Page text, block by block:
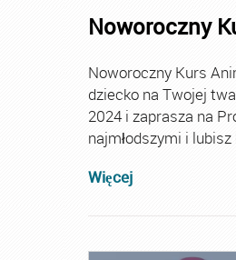
Noworoczny
Noworoczny Kurs
dziecko na Twojej
2024 i zaprasza na
najmłodszymi i
Więcej